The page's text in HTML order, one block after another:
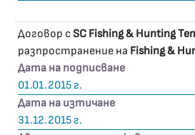
Договор сSC Fishing & Hunting
разпространение на Fishing &
Дата на подписване
01.01.2015 г.
Дата на изтичане
31.12.2015 г.